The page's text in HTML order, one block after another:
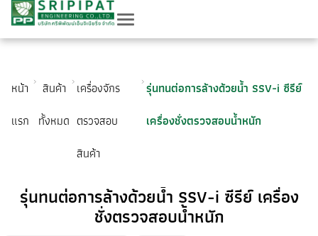
หน้า
แรก
สินค้า
ทั้งหมด
เครื่องจักร
ตรวจสอบ
สินค้า
รุ่นทนต่อการล้างด้วยน้ำ SSV-i ซีรีย์
เครื่องชั่งตรวจสอบน้ำหนัก
รุ่นทนต่อการล้างด้วยน้ำ SSV-i ซีรีย์ เครื่อง
ชั่งตรวจสอบน้ำหนัก